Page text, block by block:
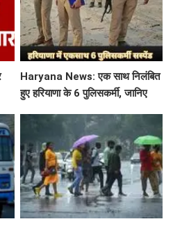
Haryana News: एक साथ निलंबित
हुए हरियाणा के 6 पुलिसकर्मी, जानिए